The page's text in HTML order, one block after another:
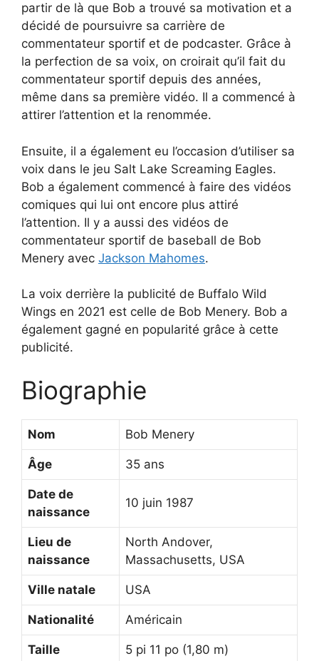
partir de là que Bob a trouvé sa motivation et a
décidé de poursuivre sa carrière de
commentateur sportif et de podcaster. Grâce à
la perfection de sa voix, on croirait qu’il fait du
commentateur sportif depuis des années,
même dans sa première vidéo. Il a commencé à
attirer l’attention et la renommée.
Ensuite, il a également eu l’occasion d’utiliser sa
voix dans le jeu Salt Lake Screaming Eagles.
Bob a également commencé à faire des vidéos
comiques qui lui ont encore plus attiré
l’attention. Il y a aussi des vidéos de
commentateur sportif de baseball de Bob
Menery avec Jackson Mahomes.
La voix derrière la publicité de Buffalo Wild
Wings en 2021 est celle de Bob Menery. Bob a
également gagné en popularité grâce à cette
publicité.
Biographie
Nom Bob Menery
Âge 35 ans
Date de
naissance
10 juin 1987
Lieu de
naissance
North Andover,
Massachusetts, USA
Ville natale USA
Nationalité Américain
Taille 5 pi 11 po (1,80 m)